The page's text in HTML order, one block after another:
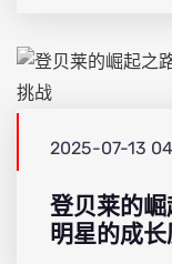
2025-07-13
登贝莱的
明星的成